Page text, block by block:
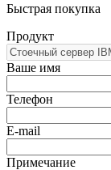
Быстрая покупка
Продукт
Ваше имя
Телефон
E-mail
Примечание